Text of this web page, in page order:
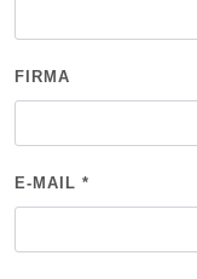
FIRMA
E-MAIL *